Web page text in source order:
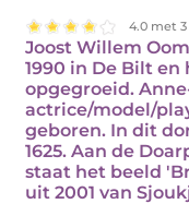
4.0 met
Joost Willem
1990 in De Bilt
opgegroeid.
actrice/model/
geboren. In dit
1625. Aan de
staat het beeld
uit 2001 van